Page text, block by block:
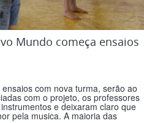
Mundo começa ensaios
com nova turma, serão ao
com o projeto, os professores
e deixaram claro que
pela musica. A maioria das